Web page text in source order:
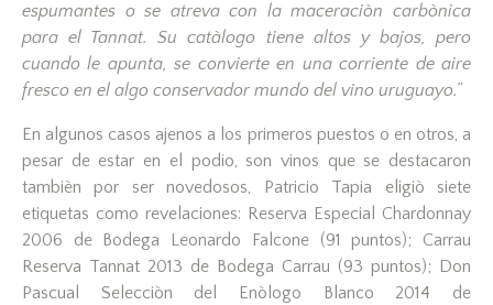
espumantes o se atreva con la maceraciòn carbònica
para el Tannat. Su catàlogo tiene altos y bajos, pero
cuando le apunta, se convierte en una corriente de aire
fresco en el algo conservador mundo del vino uruguayo.”
En algunos casos ajenos a los primeros puestos o en otros, a
pesar de estar en el podio, son vinos que se destacaron
tambièn por ser novedosos, Patricio Tapia eligiò siete
etiquetas como revelaciones: Reserva Especial Chardonnay
2006 de Bodega Leonardo Falcone (91 puntos); Carrau
Reserva Tannat 2013 de Bodega Carrau (93 puntos); Don
Pascual Selecciòn del Enòlogo Blanco 2014 de